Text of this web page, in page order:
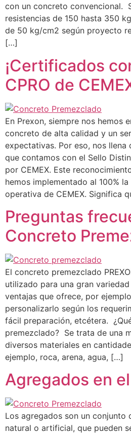
con un concreto convencional.
resistencias de 150 hasta 350
de 50 kg/cm2 según proyecto
[…]
¡Certificados
CPRO de
En Prexon, siempre nos hemos
concreto de alta calidad y un
expectativas. Por eso, nos
que contamos con el Sello
por CEMEX. Este
hemos implementado al 100%
operativa de CEMEX. Significa
Preguntas
Concreto
El concreto premezclado
utilizado para una gran
ventajas que ofrece, por
personalizarlo según los
fácil preparación, etcétera.
premezclado? Se trata de una
diversos materiales en
ejemplo, roca, arena, agua, […]
Agregados en
Los agregados son un conjunto
natural o artificial, que pueden